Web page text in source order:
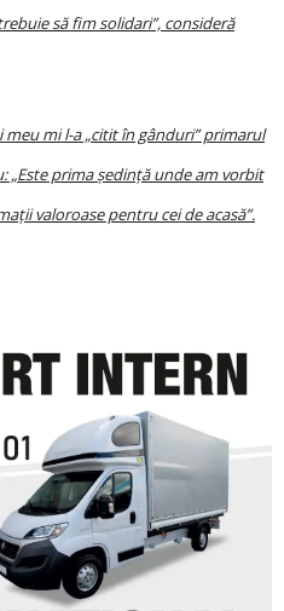
să fim solidari”, consideră
mi l-a „citit în gânduri” primarul
„Este prima ședinţă unde am vorbit
valoroase pentru cei de acasă”.